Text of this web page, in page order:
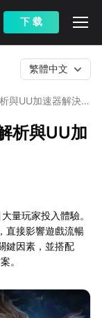
下 载
與UU加速器解決方
繁體中文
析與UU加
量玩家投入體驗。
直接影響遊戲流暢
鍵因素，並搭配
。